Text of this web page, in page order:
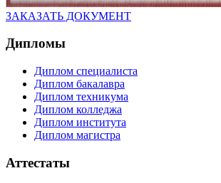
ЗАКАЗАТЬ ДОКУМЕНТ
Дипломы
Диплом специалиста
Диплом бакалавра
Диплом техникума
Диплом колледжа
Диплом института
Диплом магистра
Аттестаты